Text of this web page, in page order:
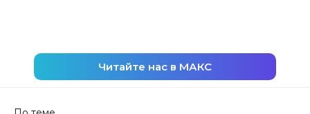
Читайте нас в МАКС